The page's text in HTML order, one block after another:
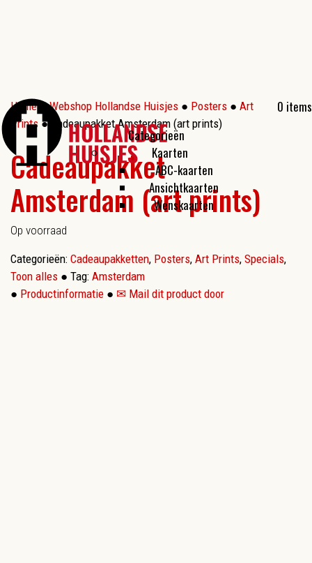
0 items
Categorieën
Kaarten
ABC-kaarten
Ansichtkaarten
Wenskaarten
Home●Webshop Hollandse Huisjes ● Posters ● Art
Prints ● Cadeaupakket Amsterdam (art prints)
Cadeaupakket
Amsterdam (art prints)
Op voorraad
Categorieën: Cadeaupakketten, Posters, Art Prints, Specials,
Toon alles ● Tag: Amsterdam
● Productinformatie ● ✉ Mail dit product door